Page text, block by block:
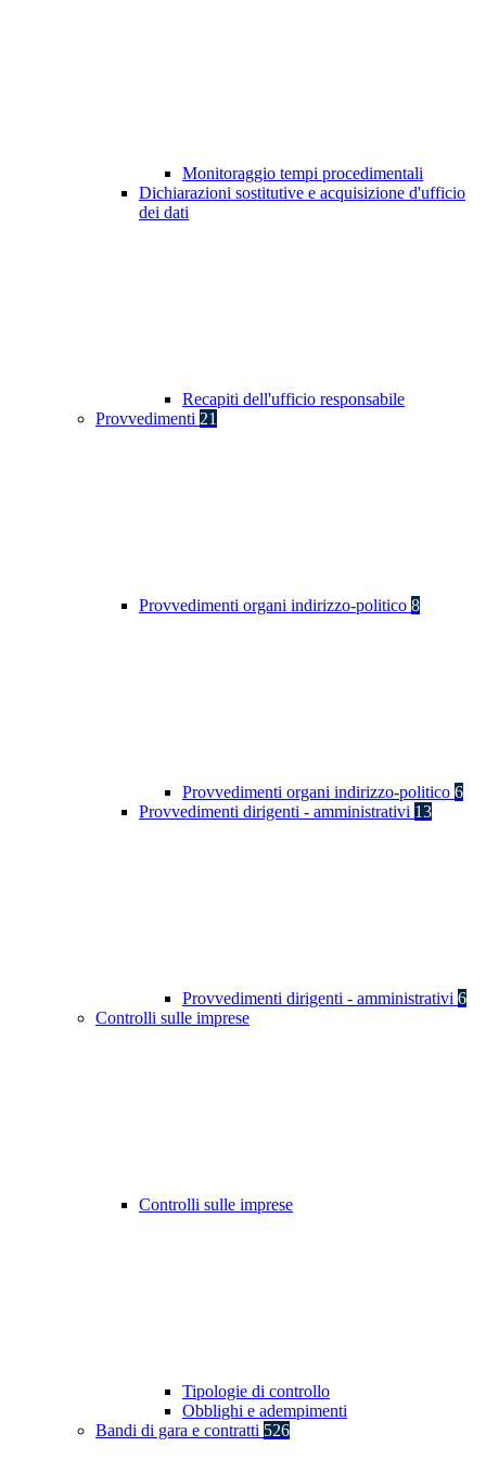
Monitoraggio tempi procedimentali
Dichiarazioni sostitutive e acquisizione d'ufficio
dei dati
Recapiti dell'ufficio responsabile
Provvedimenti 21
Provvedimenti organi indirizzo-politico 8
Provvedimenti organi indirizzo-politico 6
Provvedimenti dirigenti - amministrativi 13
Provvedimenti dirigenti - amministrativi 6
Controlli sulle imprese
Controlli sulle imprese
Tipologie di controllo
Obblighi e adempimenti
Bandi di gara e contratti 526